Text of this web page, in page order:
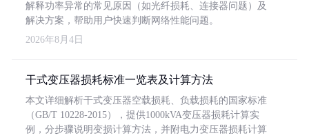
解释功率异常的常见原因（如光纤损耗、连接器问题）及
解决方案，帮助用户快速判断网络性能问题。
2026年8月4日
干式变压器损耗标准一览表及计算方法
本文详细解析干式变压器空载损耗、负载损耗的国家标准
（GB/T 10228-2015），提供1000kVA变压器损耗计算实
例，分步骤说明变损计算方法，并附电力变压器损耗计算